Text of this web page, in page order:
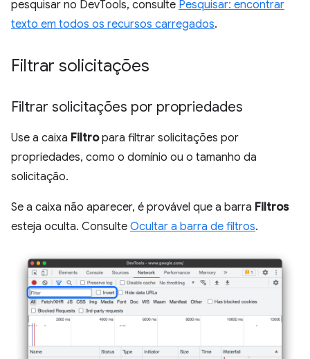
pesquisar no DevTools, consulte Pesquisar: encontrar
texto em todos os recursos carregados.
Filtrar solicitações
Filtrar solicitações por propriedades
Use a caixa Filtropara filtrar solicitações por
propriedades, como o domínio ou o tamanho da
solicitação.
Se a caixa não aparecer, é provável que a barra Filtros
esteja oculta. Consulte Ocultar a barra de filtros.